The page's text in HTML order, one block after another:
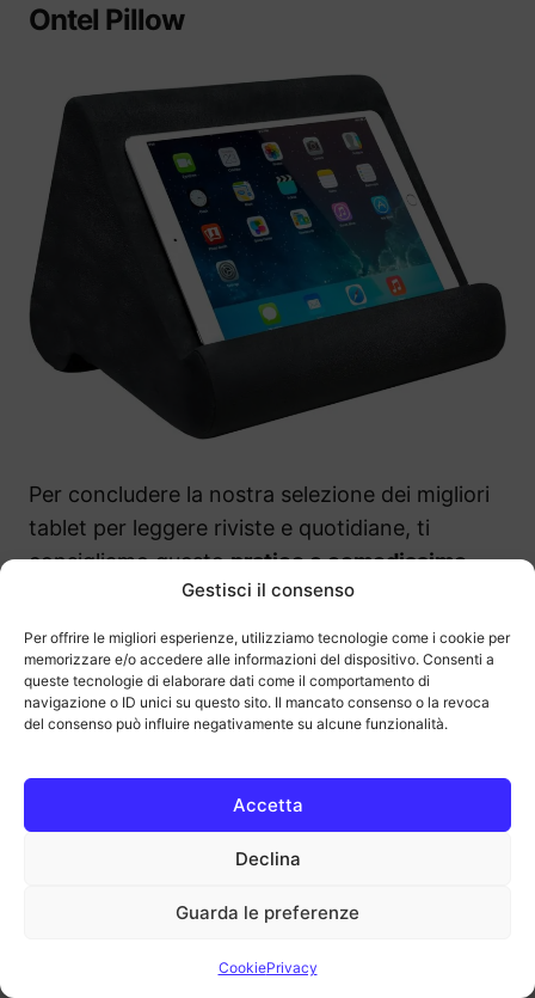
Gestisci il consenso
Per offrire le migliori esperienze, utilizziamo tecnologie come i cookie per
memorizzare e/o accedere alle informazioni del dispositivo. Consenti a
queste tecnologie di elaborare dati come il comportamento di
navigazione o ID unici su questo sito. Il mancato consenso o la revoca
del consenso può influire negativamente su alcune funzionalità.
Accetta
Declina
Guarda le preferenze
CookiePrivacy
Ontel Pillow
Per concludere la nostra selezione dei migliori
tablet per leggere riviste e quotidiane, ti
consigliamo questopratico e comodissimo
che ti aiuterà a rendere la lettura (e la
visione di film e serie tv) ancora più comoda.
Grazie al suodesign a doppio bordo,offre
supporto a diverse angolazioni, idealeper iPad,
piedi, seduti o sdraiati a letto. La pratica
maniglia lo rendeperfetto per il trasporto,
permettendoti di usarei tuoi dispositivi
ovunque: a letto, sulla scrivania o in viaggio,